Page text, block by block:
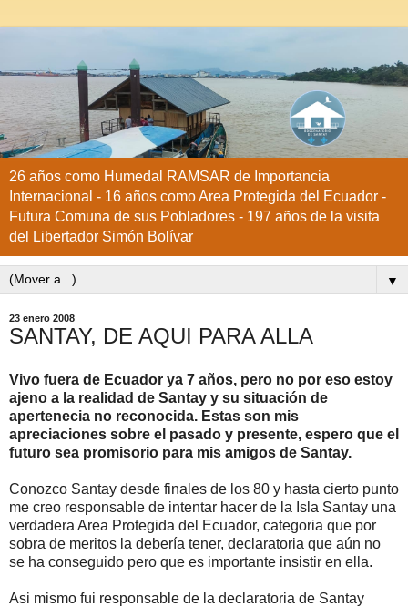
26 años como Humedal RAMSAR de Importancia
Internacional - 16 años como Area Protegida del Ecuador -
Futura Comuna de sus Pobladores - 197 años de la visita
del Libertador Simón Bolívar
▼
23 enero 2008
SANTAY, DE AQUI PARA ALLA
Vivo fuera de Ecuador ya 7 años, pero no por eso estoy
ajeno a la realidad de Santay y su situación de
apertenecia no reconocida. Estas son mis
apreciaciones sobre el pasado y presente, espero que el
futuro sea promisorio para mis amigos de Santay.
Conozco Santay desde finales de los 80 y hasta cierto punto
me creo responsable de intentar hacer de la Isla Santay una
verdadera Area Protegida del Ecuador, categoria que por
sobra de meritos la debería tener, declaratoria que aún no
se ha conseguido pero que es importante insistir en ella.
Asi mismo fui responsable de la declaratoria de Santay